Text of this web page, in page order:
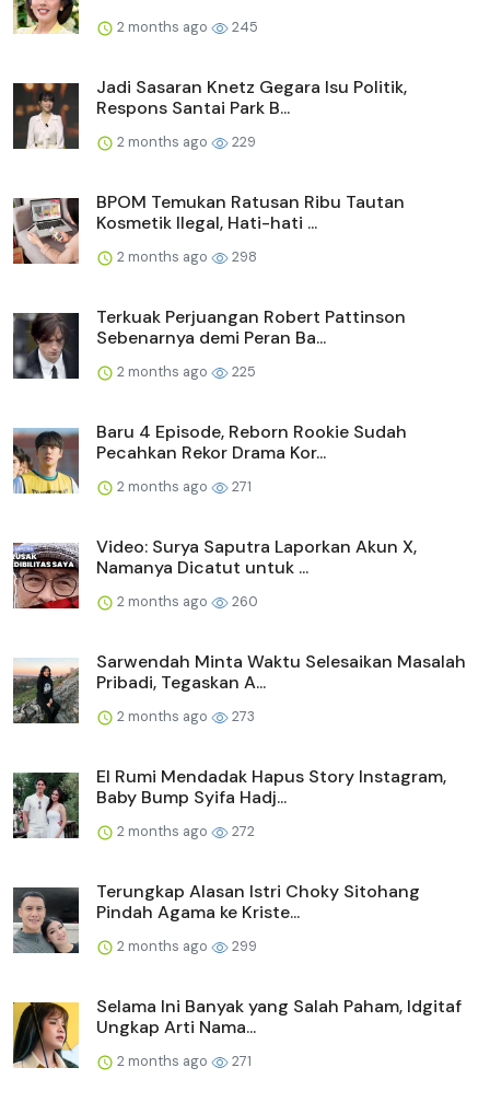
2 months ago 245
Jadi Sasaran Knetz Gegara Isu Politik,
Respons Santai Park B...
2 months ago 229
BPOM Temukan Ratusan Ribu Tautan
Kosmetik Ilegal, Hati-hati ...
2 months ago 298
Terkuak Perjuangan Robert Pattinson
Sebenarnya demi Peran Ba...
2 months ago 225
Baru 4 Episode, Reborn Rookie Sudah
Pecahkan Rekor Drama Kor...
2 months ago 271
Video: Surya Saputra Laporkan Akun X,
Namanya Dicatut untuk ...
2 months ago 260
Sarwendah Minta Waktu Selesaikan Masalah
Pribadi, Tegaskan A...
2 months ago 273
El Rumi Mendadak Hapus Story Instagram,
Baby Bump Syifa Hadj...
2 months ago 272
Terungkap Alasan Istri Choky Sitohang
Pindah Agama ke Kriste...
2 months ago 299
Selama Ini Banyak yang Salah Paham, Idgitaf
Ungkap Arti Nama...
2 months ago 271